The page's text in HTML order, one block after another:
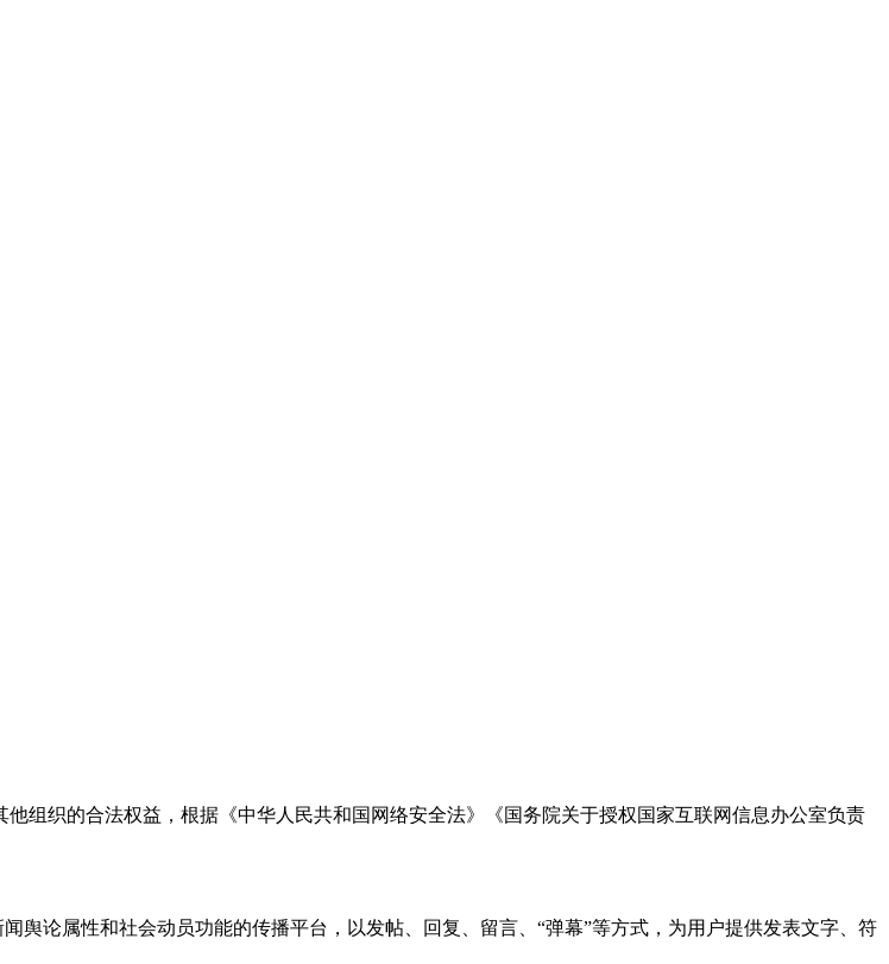
组织的合法权益，根据《中华人民共和国网络安全法》《国务院关于授权国家互联网信息办公室负责
舆论属性和社会动员功能的传播平台，以发帖、回复、留言、“弹幕”等方式，为用户提供发表文字、符